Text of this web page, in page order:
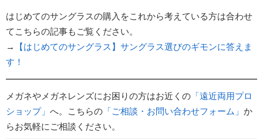
はじめてのサングラスの購入をこれから考えている方は合わせ
てこちらの記事もご覧ください。
→
【はじめてのサングラス】サングラス選びのギモンに答えま
す！
メガネやメガネレンズにお困りの方はお近くの 「遠近両用プロ
ショップ」 へ。こちらの 「ご相談・お問い合わせフォーム」 か
らお気軽にご相談ください。